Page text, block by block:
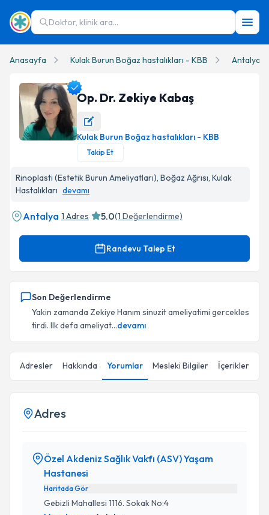
Doktor, klinik ara...
Anasayfa Kulak Burun Boğaz hastalıkları - KBB Antalya
Op. Dr. Zekiye Kabaş Profil Fotoğrafı
Op. Dr. Zekiye Kabaş
Kulak Burun Boğaz hastalıkları - KBB
Takip Et
Rinoplasti (Estetik Burun Ameliyatları), Boğaz Ağrısı, Kulak
Hastalıkları devamı
Antalya 1 Adres 5.0(1 Değerlendirme)
Randevu Talep Et
Son Değerlendirme
Yakin zamanda Zekiye Hanım sinuzit ameliyatimi gercekles
tirdi. Ilk defa ameliyat...devamı
Adresler Hakkında Yorumlar Mesleki Bilgiler İçerikler
Adres
Özel Akdeniz Sağlık Vakfı (ASV) Yaşam
Hastanesi
Haritada Gör
Gebizli Mahallesi 1116. Sokak No:4